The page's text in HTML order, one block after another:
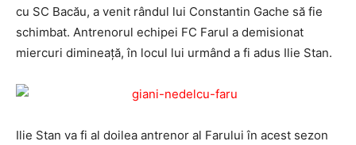
cu SC Bacău, a venit rândul lui Constantin Gache să fie
schimbat. Antrenorul echipei FC Farul a demisionat
miercuri dimineaţă, în locul lui urmând a fi adus Ilie Stan.
Ilie Stan va fi al doilea antrenor al Farului în acest sezon